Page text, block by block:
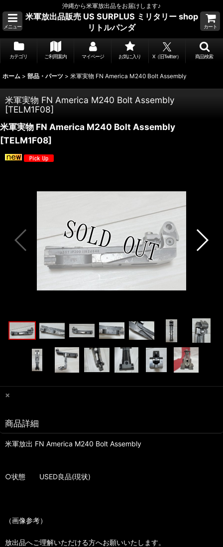
沖縄から米軍放出品をお届けします♪
メニュー
米軍放出品販売 US SURPLUS ミリタリー shop
リトルパンダ
カート
カテゴリ ご利用案内 マイページ お気に入り X（旧Twitter） 商品検索
ホーム > 部品・パーツ > 米軍実物 FN America M240 Bolt Assembly
米軍実物 FN America M240 Bolt Assembly
[TELM1F08]
米軍実物 FN America M240 Bolt Assembly
[TELM1F08]
×
商品詳細
米軍放出 FN America M240 Bolt Assembly
○状態 USED良品(現状)
（画像参考）
放出品へご理解いただける方へお願いいたします。